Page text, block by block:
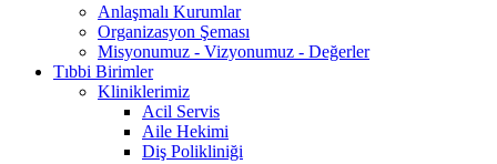
Anlaşmalı Kurumlar
Organizasyon Şeması
Misyonumuz - Vizyonumuz - Değerler
Tıbbi Birimler
Kliniklerimiz
Acil Servis
Aile Hekimi
Diş Polikliniği